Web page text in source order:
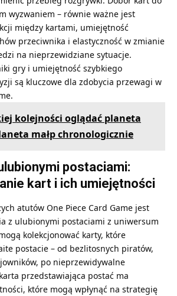
wyzwaniem – równie ważne jest
między kartami, umiejętność
przeciwnika i elastyczność w zmianie
na nieprzewidziane sytuacje.
gry i umiejętność szybkiego
są kluczowe dla zdobycia przewagi w
kolejności oglądać planeta
małp chronologicznie
postaciami:
kart i ich umiejętności
atutów One Piece Card Game jest
z ulubionymi postaciami z uniwersum
kolekcjonować karty, które
postacie – od bezlitosnych piratów,
po nieprzewidywalne
przedstawiająca postać ma
które mogą wpłynąć na strategię